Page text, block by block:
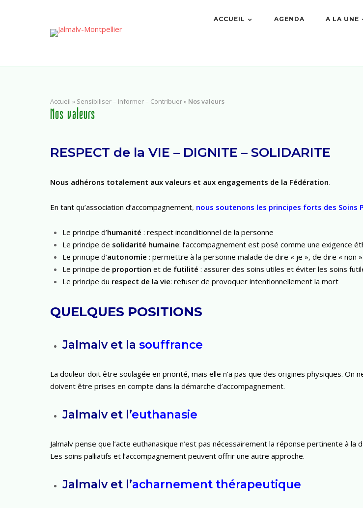
ACCUEIL AGENDA A LA UNE
Accueil » Sensibiliser – Informer – Contribuer» Nos valeurs
Nos valeurs
RESPECT de la VIE – DIGNITE – SOLIDARITE
Nous adhérons totalement aux valeurs et aux engagements de la Fédération.
En tant qu’association d’accompagnement, nous soutenons les principes forts des Soins
Le principe d’humanité : respect inconditionnel de la personne
Le principe de solidarité humaine: l’accompagnement est posé comme une exigence
Le principe d’autonomie : permettre à la personne malade de dire « je », de dire « non »
Le principe de proportion et de futilité : assurer des soins utiles et éviter les soins
Le principe du respect de la vie: refuser de provoquer intentionnellement la mort
QUELQUES POSITIONS
Jalmalv et la souffrance
La douleur doit être soulagée en priorité, mais elle n’a pas que des origines physiques.
doivent être prises en compte dans la démarche d’accompagnement.
Jalmalv et l’euthanasie
Jalmalv pense que l’acte euthanasique n’est pas nécessairement la réponse pertinente à
Les soins palliatifs et l’accompagnement peuvent offrir une autre approche.
Jalmalv et l’acharnement thérapeutique